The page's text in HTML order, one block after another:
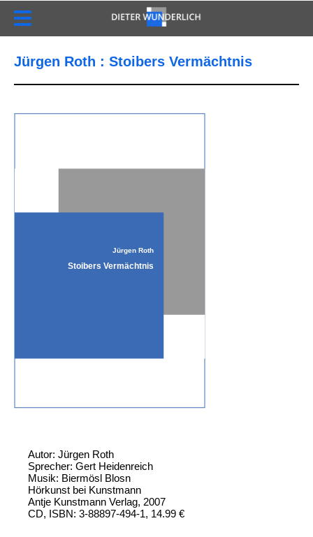
Jürgen Roth : Stoibers Vermächtnis
Jürgen Roth
Stoibers Vermächtnis
Autor: Jürgen Roth
Sprecher: Gert Heidenreich
Musik: Biermösl Blosn
Hörkunst bei Kunstmann
Antje Kunstmann Verlag, 2007
CD, ISBN: 3-88897-494-1, 14.99 €